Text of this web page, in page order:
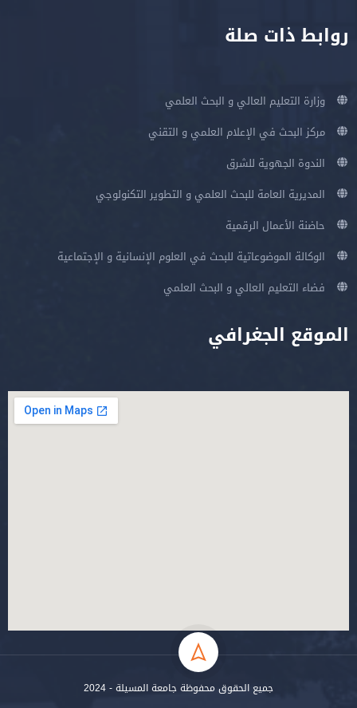
روابط ذات صلة
وزارة التعليم العالي و البحث العلمي
مركز البحث في الإعلام العلمي و التقني
الندوة الجهوية للشرق
المديرية العامة للبحث العلمي و التطوير التكنولوجي
حاضنة الأعمال الرقمية
الوكالة الموضوعاتية للبحث في العلوم الإنسانية و الإجتماعية
فضاء التعليم العالي و البحث العلمي
الموقع الجغرافي
جميع الحقوق محفوظة جامعة المسيلة - 2024